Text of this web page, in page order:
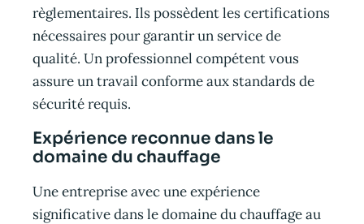
règlementaires. Ils possèdent les certifications
nécessaires pour garantir un service de
qualité. Un professionnel compétent vous
assure un travail conforme aux standards de
sécurité requis.
Expérience reconnue dans le
domaine du chauffage
Une entreprise avec une expérience
significative dans le domaine du chauffage au